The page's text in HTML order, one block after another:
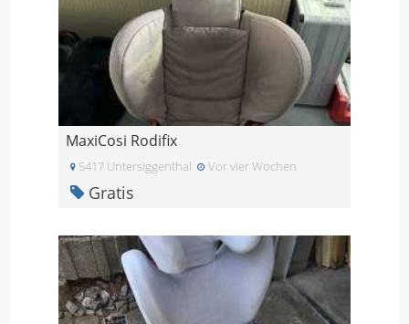
MaxiCosi Rodifix
5417 Untersiggenthal Vor vier Wochen
Gratis